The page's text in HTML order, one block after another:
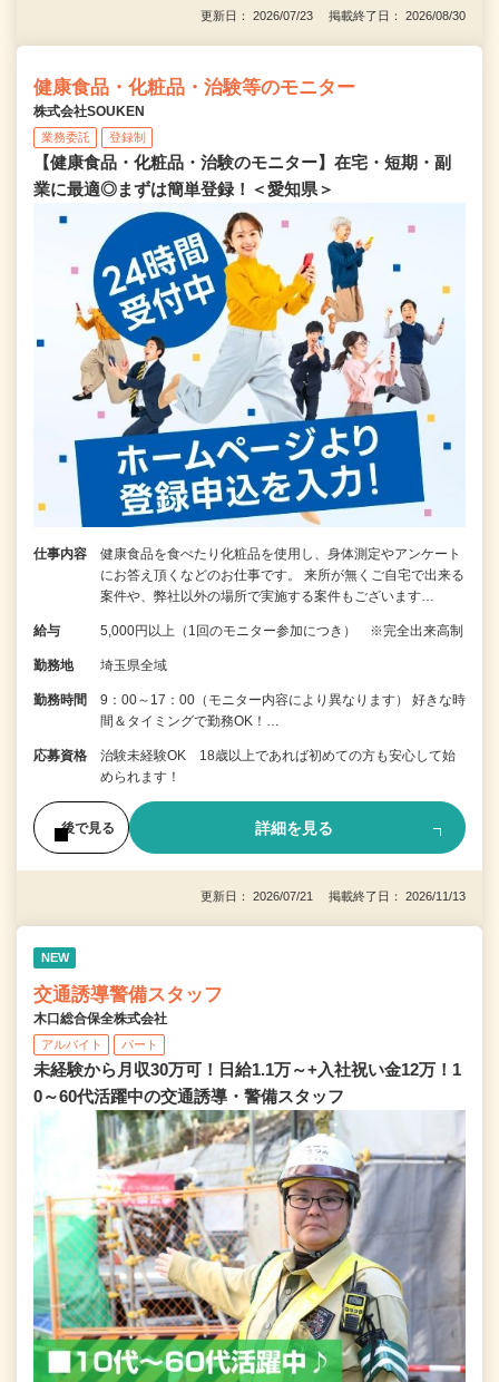
更新日： 2026/07/23 掲載終了日： 2026/08/30
健康食品・化粧品・治験等のモニター
株式会社SOUKEN
業務委託 登録制
【健康食品・化粧品・治験のモニター】在宅・短期・副
業に最適◎まずは簡単登録！＜愛知県＞
仕事内容
健康食品を食べたり化粧品を使用し、身体測定やアンケート
にお答え頂くなどのお仕事です。 来所が無くご自宅で出来る
案件や、弊社以外の場所で実施する案件もございます…
給与 5,000円以上（1回のモニター参加につき） ※完全出来高制
勤務地 埼玉県全域
勤務時間
9：00～17：00（モニター内容により異なります） 好きな時
間＆タイミングで勤務OK！…
応募資格
治験未経験OK 18歳以上であれば初めての方も安心して始
められます！
後で見る 詳細を見る
更新日： 2026/07/21 掲載終了日： 2026/11/13
NEW
交通誘導警備スタッフ
木口総合保全株式会社
アルバイト パート
未経験から月収30万可！日給1.1万～+入社祝い金12万！1
0～60代活躍中の交通誘導・警備スタッフ